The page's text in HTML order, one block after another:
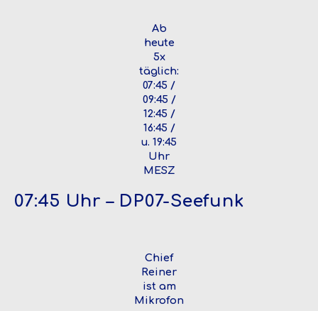
Ab
heute
5x
täglich:
07:45 /
09:45 /
12:45 /
16:45 /
u. 19:45
Uhr
MESZ
07:45 Uhr – DP07-Seefunk
Chief
Reiner
ist am
Mikrofon